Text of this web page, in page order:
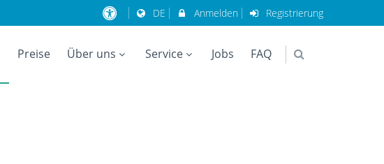
DE Anmelden Registrierung
Preise Über uns Service Jobs FAQ